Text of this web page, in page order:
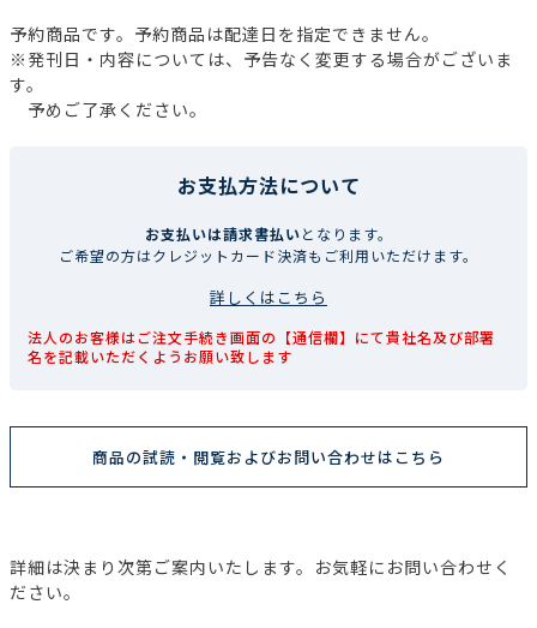
予約商品です。予約商品は配達日を指定できません。
※発刊日・内容については、予告なく変更する場合がございま
す。
予めご了承ください。
お支払方法について
お支払いは請求書払いとなります。
ご希望の方はクレジットカード決済もご利用いただけます。
詳しくはこちら
法人のお客様はご注文手続き画面の【通信欄】にて貴社名及び部署
名を記載いただくようお願い致します
商品の試読・閲覧およびお問い合わせはこちら
詳細は決まり次第ご案内いたします。お気軽にお問い合わせく
ださい。